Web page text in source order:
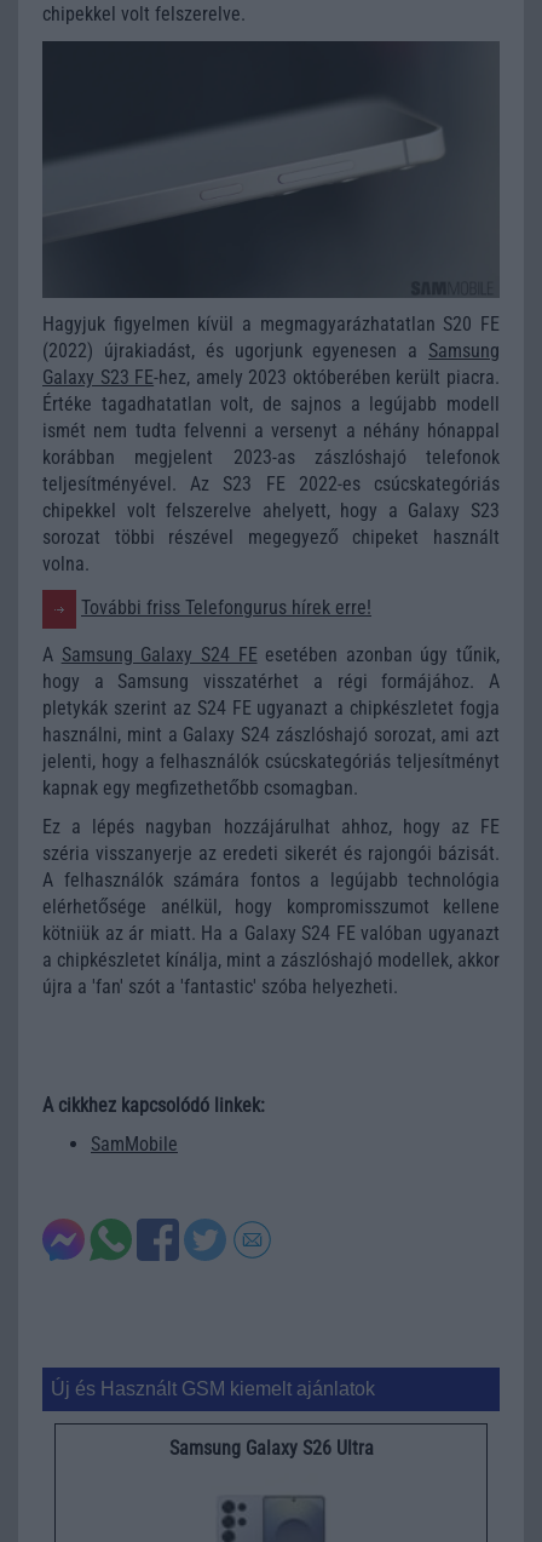
chipekkel volt felszerelve.
Hagyjuk figyelmen kívül a megmagyarázhatatlan S20 FE
(2022) újrakiadást, és ugorjunk egyenesen a Samsung
Galaxy S23 FE-hez, amely 2023 októberében került piacra.
Értéke tagadhatatlan volt, de sajnos a legújabb modell
ismét nem tudta felvenni a versenyt a néhány hónappal
korábban megjelent 2023-as zászlóshajó telefonok
teljesítményével. Az S23 FE 2022-es csúcskategóriás
chipekkel volt felszerelve ahelyett, hogy a Galaxy S23
sorozat többi részével megegyező chipeket használt
volna.
További friss Telefongurus hírek erre!
A Samsung Galaxy S24 FE esetében azonban úgy tűnik,
hogy a Samsung visszatérhet a régi formájához. A
pletykák szerint az S24 FE ugyanazt a chipkészletet fogja
használni, mint a Galaxy S24 zászlóshajó sorozat, ami azt
jelenti, hogy a felhasználók csúcskategóriás teljesítményt
kapnak egy megfizethetőbb csomagban.
Ez a lépés nagyban hozzájárulhat ahhoz, hogy az FE
széria visszanyerje az eredeti sikerét és rajongói bázisát.
A felhasználók számára fontos a legújabb technológia
elérhetősége anélkül, hogy kompromisszumot kellene
kötniük az ár miatt. Ha a Galaxy S24 FE valóban ugyanazt
a chipkészletet kínálja, mint a zászlóshajó modellek, akkor
újra a 'fan' szót a 'fantastic' szóba helyezheti.
A cikkhez kapcsolódó linkek:
SamMobile
Új és Használt GSM kiemelt ajánlatok
Samsung Galaxy S26 Ultra